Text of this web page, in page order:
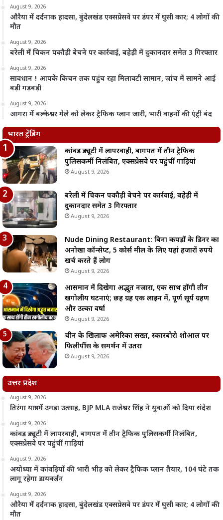
August 9, 2026
औरैया में दर्दनाक हादसा, बुंदेलखंड एक्सप्रेसवे पर डंपर में घुसी कार; 4 लोगों की
मौत
August 9, 2026
बरेली में चिकन पकौड़ी बेचने पर कार्रवाई, बहेड़ी में दुकानदार समेत 3 गिरफ्तार
August 9, 2026
सावधान ! आपके किचन तक पहुंच रहा मिलावटी सामान, जांच में सामने आई
बड़ी गड़बड़ी
August 9, 2026
आगरा में बल्केश्वर मेले को लेकर ट्रैफिक प्लान जारी, भारी वाहनों की एंट्री बंद
भारत ट्रेंडिंग
कांवड़ ड्यूटी में लापरवाही, बागपत में तीन ट्रैफिक
पुलिसकर्मी निलंबित, एक्सप्रेसवे पर पहुंचीं गाड़ियां
August 9, 2026
बरेली में चिकन पकौड़ी बेचने पर कार्रवाई, बहेड़ी में
दुकानदार समेत 3 गिरफ्तार
August 9, 2026
Nude Dining Restaurant: बिना कपड़ों के डिनर का
अनोखा कॉन्सेप्ट, 5 कोर्स मील के लिए यहां हजारों रुपये
खर्च करते हैं लोग
August 9, 2026
आसमान में दिखेगा अद्भुत नजारा, एक साथ होंगी तीन
खगोलीय घटनाएं; छह ग्रह एक लाइन में, पूर्ण सूर्य ग्रहण
और उल्का वर्षा
August 9, 2026
चीन के खिलाफ अमेरिका सख्त, स्कारबोरो शोआल पर
फिलीपींस के समर्थन में उतरा
August 9, 2026
उत्तर प्रदेश
August 9, 2026
तिरंगा यात्रा में उमड़ा उत्साह, BJP MLA राजेश्वर सिंह ने युवाओं को दिया संदेश
August 9, 2026
कांवड़ ड्यूटी में लापरवाही, बागपत में तीन ट्रैफिक पुलिसकर्मी निलंबित,
एक्सप्रेसवे पर पहुंचीं गाड़ियां
August 9, 2026
अयोध्या में कांवड़ियों की भारी भीड़ को लेकर ट्रैफिक प्लान तैयार, 104 घंटे तक
लागू रहेगा डायवर्जन
August 9, 2026
औरैया में दर्दनाक हादसा, बुंदेलखंड एक्सप्रेसवे पर डंपर में घुसी कार; 4 लोगों की
मौत